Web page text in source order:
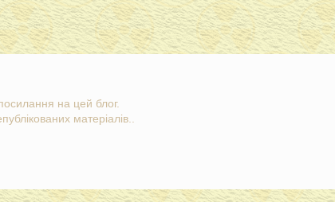
на цей блог.
матеріалів..